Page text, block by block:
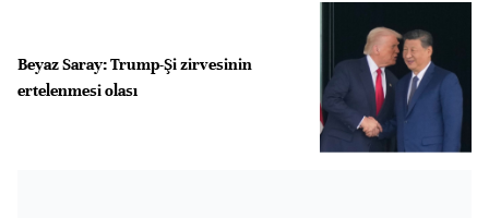
Beyaz Saray: Trump-Şi zirvesinin
ertelenmesi olası